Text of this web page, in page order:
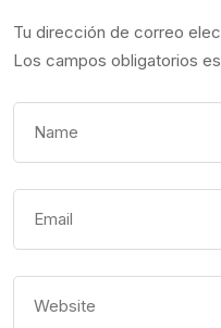
Tu dirección de correo
Los campos obligatorios